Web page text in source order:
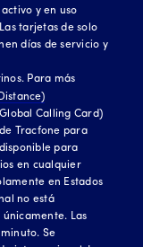
y en uso
tarjetas de solo
días de servicio y
Para más
Calling Card)
Tracfone para
para
en cualquier
en Estados
no está
Las
Se